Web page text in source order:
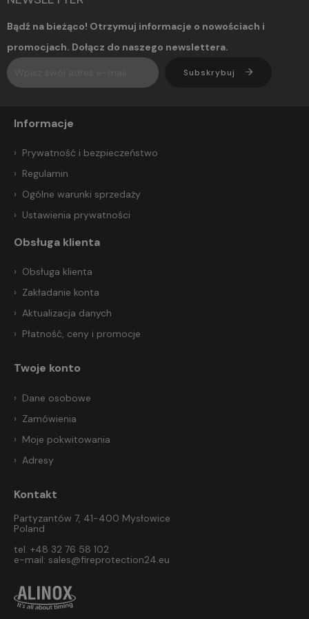
Bądź na bieżąco! Otrzymuj informacje o nowościach i
promocjach. Dołącz do naszego newslettera.
Subskrybuj
Informacje
Prywatność i bezpieczeństwo
Regulamin
Ogólne warunki sprzedaży
Ustawienia prywatności
Obsługa klienta
Obsługa klienta
Zakładanie konta
Aktualizacja danych
Płatność, ceny i promocje
Twoje konto
Dane osobowe
Zamówienia
Moje pokwitowania
Adresy
Kontakt
Partyzantów 7, 41-400 Mysłowice
Poland
tel. +48 32 76 58 102
e-mail: sales@fireprotection24.eu